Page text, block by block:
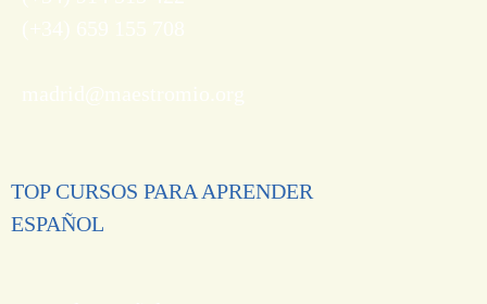
TOP CURSOS PARA APRENDER
ESPAÑOL